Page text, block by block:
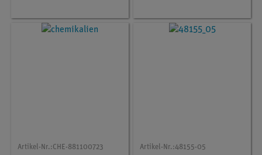
Artikel-Nr.:CHE-881100723 Artikel-Nr.:48155-05